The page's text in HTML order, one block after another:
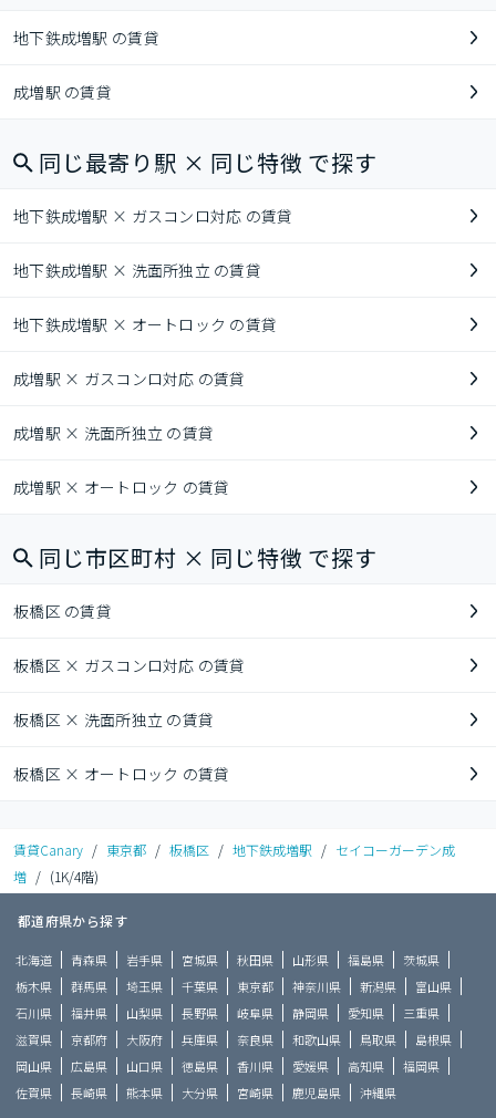
地下鉄成増駅 の賃貸
成増駅 の賃貸
同じ最寄り駅 × 同じ特徴 で探す
地下鉄成増駅 × ガスコンロ対応 の賃貸
地下鉄成増駅 × 洗面所独立 の賃貸
地下鉄成増駅 × オートロック の賃貸
成増駅 × ガスコンロ対応 の賃貸
成増駅 × 洗面所独立 の賃貸
成増駅 × オートロック の賃貸
同じ市区町村 × 同じ特徴 で探す
板橋区 の賃貸
板橋区 × ガスコンロ対応 の賃貸
板橋区 × 洗面所独立 の賃貸
板橋区 × オートロック の賃貸
賃貸Canary / 東京都 / 板橋区 / 地下鉄成増駅 / セイコーガーデン成
増 / (1K/4階)
都道府県から探す
北海道 青森県 岩手県 宮城県 秋田県 山形県 福島県
茨城県
栃木県
群馬県 埼玉県 千葉県 東京都 神奈川県 新潟県
富山県
石川県
福井県 山梨県 長野県 岐阜県 静岡県 愛知県
三重県
滋賀県
京都府 大阪府 兵庫県 奈良県 和歌山県 鳥取県
島根県
岡山県
広島県 山口県 徳島県 香川県 愛媛県 高知県
福岡県
佐賀県
長崎県 熊本県 大分県 宮崎県 鹿児島県 沖縄県